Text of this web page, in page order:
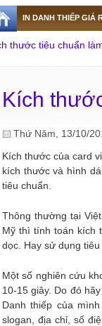
IN DANH THIẾP GIÁ
thước tiêu chuẩn
Kích
Thứ Năm, 13/10/
Kích thước của card
kích thước và hình
tiêu chuẩn.
Thông thường tại
Mỹ thì tính toán kích
dọc. Hay sử dụng
Một số nghiên cứu
10-15 giây. Do đó
Danh thiếp của
slogan, địa chỉ, số